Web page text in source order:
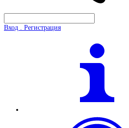
Вход . Регистрация